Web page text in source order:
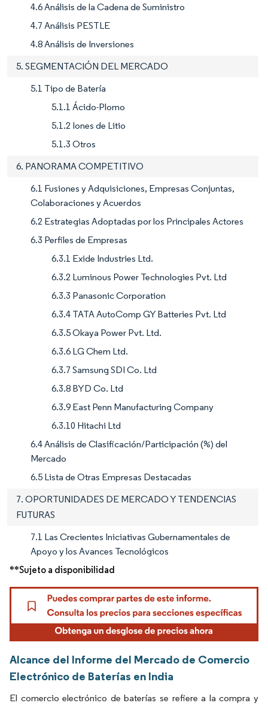
4.6 Análisis de la Cadena de Suministro
4.7 Análisis PESTLE
4.8 Análisis de Inversiones
5. SEGMENTACIÓN DEL MERCADO
5.1 Tipo de Batería
5.1.1 Ácido-Plomo
5.1.2 Iones de Litio
5.1.3 Otros
6. PANORAMA COMPETITIVO
6.1 Fusiones y Adquisiciones, Empresas Conjuntas,
Colaboraciones y Acuerdos
6.2 Estrategias Adoptadas por los Principales Actores
6.3 Perfiles de Empresas
6.3.1 Exide Industries Ltd.
6.3.2 Luminous Power Technologies Pvt. Ltd
6.3.3 Panasonic Corporation
6.3.4 TATA AutoComp GY Batteries Pvt. Ltd
6.3.5 Okaya Power Pvt. Ltd.
6.3.6 LG Chem Ltd.
6.3.7 Samsung SDI Co. Ltd
6.3.8 BYD Co. Ltd
6.3.9 East Penn Manufacturing Company
6.3.10 Hitachi Ltd
6.4 Análisis de Clasificación/Participación (%) del
Mercado
6.5 Lista de Otras Empresas Destacadas
7. OPORTUNIDADES DE MERCADO Y TENDENCIAS
FUTURAS
7.1 Las Crecientes Iniciativas Gubernamentales de
Apoyo y los Avances Tecnológicos
**Sujeto a disponibilidad
Alcance del Informe del Mercado de Comercio
Electrónico de Baterías en India
El comercio electrónico de baterías se refiere a la compra y